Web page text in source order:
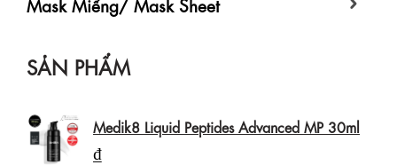
SẢN PHẨM
Medik8 Liquid Peptides Advanced MP 30ml
₫